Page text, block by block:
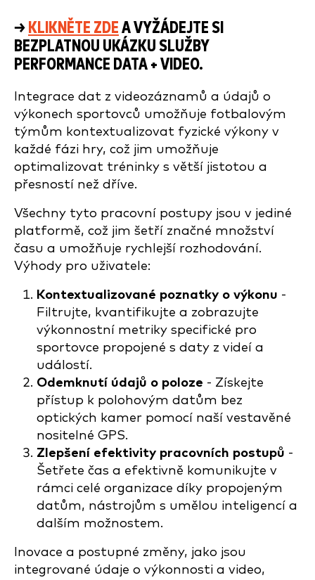
→ KLIKNĚTE ZDE A VYŽÁDEJTE SI
BEZPLATNOU UKÁZKU SLUŽBY
PERFORMANCE DATA + VIDEO.
Integrace dat z videozáznamů a údajů o
výkonech sportovců umožňuje fotbalovým
týmům kontextualizovat fyzické výkony v
každé fázi hry, což jim umožňuje
optimalizovat tréninky s větší jistotou a
přesností než dříve.
Všechny tyto pracovní postupy jsou v jediné
platformě, což jim šetří značné množství
času a umožňuje rychlejší rozhodování.
Výhody pro uživatele:
Kontextualizované poznatky o výkonu -
Filtrujte, kvantifikujte a zobrazujte
výkonnostní metriky specifické pro
sportovce propojené s daty z videí a
událostí.
Odemknutí údajů o poloze - Získejte
přístup k polohovým datům bez
optických kamer pomocí naší vestavěné
nositelné GPS.
Zlepšení efektivity pracovních postupů -
Šetřete čas a efektivně komunikujte v
rámci celé organizace díky propojeným
datům, nástrojům s umělou inteligencí a
dalším možnostem.
Inovace a postupné změny, jako jsou
integrované údaje o výkonnosti a video,